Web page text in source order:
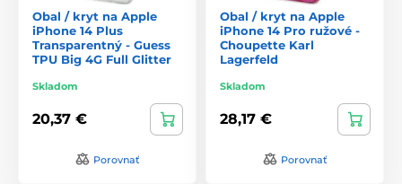
Obal / kryt na Apple
iPhone 14 Plus
Transparentný - Guess
TPU Big 4G Full Glitter
Skladom
20,37 €
Porovnať
Obal / kryt na Apple
iPhone 14 Pro ružové -
Choupette Karl
Lagerfeld
Skladom
28,17 €
Porovnať